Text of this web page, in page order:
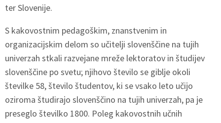
ter Slovenije.
S kakovostnim pedagoškim, znanstvenim in
organizacijskim delom so učitelji slovenščine na tujih
univerzah stkali razvejane mreže lektoratov in študijev
slovenščine po svetu; njihovo število se giblje okoli
številke 58, število študentov, ki se vsako leto učijo
oziroma študirajo slovenščino na tujih univerzah, pa je
preseglo številko 1800. Poleg kakovostnih učnih